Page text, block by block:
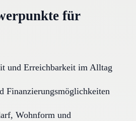
für
und Erreichbarkeit im Alltag
Finanzierungsmöglichkeiten
Wohnform und